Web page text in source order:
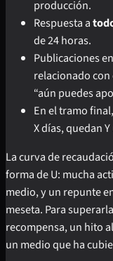
producción.
Respuesta a
de 24 horas.
Publicaciones
relacionado
“aún puedes
En el tramo
X días, quedan
La curva de
forma de U: mucha
medio, y un repunte
meseta. Para
recompensa, un hito
un medio que ha